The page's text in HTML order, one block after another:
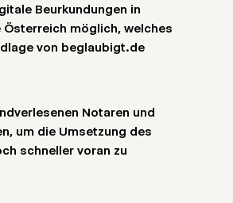
Beurkundungen in
möglich, welches
von beglaubigt.de
Notaren und
um die Umsetzung des
schneller voran zu